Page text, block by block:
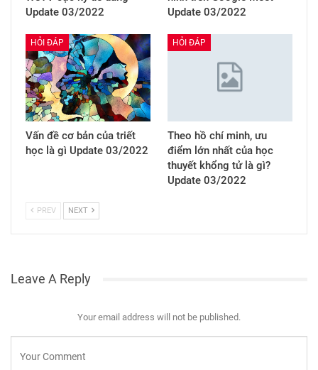
Chỉ dẫn mua gói Vip của
WeTV cực kỳ dễ dàng
Update 03/2022
Cách sửa lỗi chia sẻ màn
hình trên Google Meet
Update 03/2022
HỎI ĐÁP
Vấn đề cơ bản của triết
Theo hồ chí minh, ưu
điểm lớn nhất của học
thuyết khổng tử là gì?